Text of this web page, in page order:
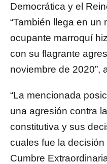
Democrática y el
“También llega en un
ocupante marroquí
con su flagrante
noviembre de 2020”,
“La mencionada
una agresión contra
constitutiva y sus
cuales fue la
Cumbre